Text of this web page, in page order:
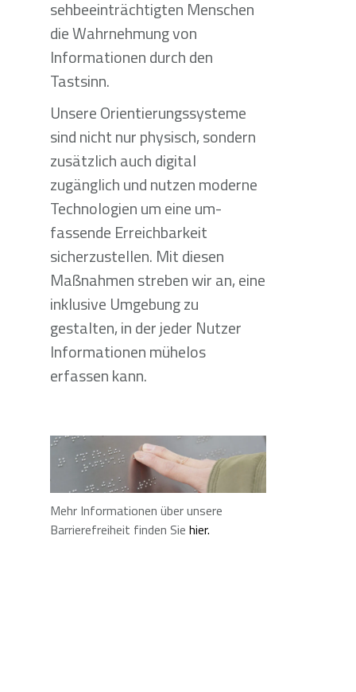
sehbeeinträchtigten Menschen
die Wahrnehmung von
Informationen durch den
Tastsinn.
Unsere Orientierungssysteme
sind nicht nur physisch, sondern
zusätzlich auch digital
zugänglich und nutzen moderne
Technologien um eine um-
fassende Erreichbarkeit
sicherzustellen. Mit diesen
Maßnahmen streben wir an, eine
inklusive Umgebung zu
gestalten, in der jeder Nutzer
Informationen mühelos
erfassen kann.
Mehr Informationen über unsere
Barrierefreiheit finden Sie hier.